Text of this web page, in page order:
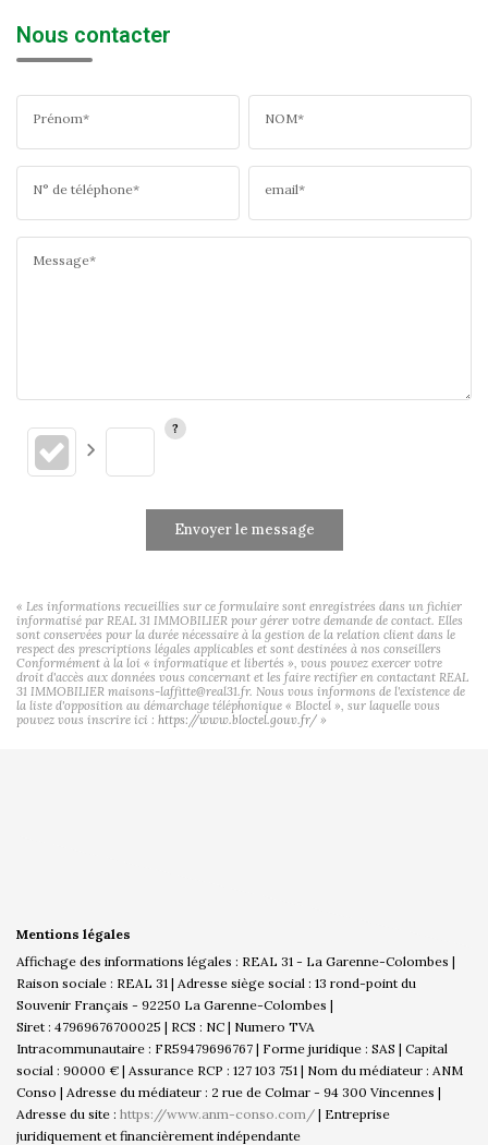
Nous contacter
Prénom* NOM*
N° de téléphone* email*
Message*
Envoyer le message
« Les informations recueillies sur ce formulaire sont enregistrées dans un fichier
informatisé par REAL 31 IMMOBILIER pour gérer votre demande de contact. Elles
sont conservées pour la durée nécessaire à la gestion de la relation client dans le
respect des prescriptions légales applicables et sont destinées à nos conseillers
Conformément à la loi « informatique et libertés », vous pouvez exercer votre
droit d'accès aux données vous concernant et les faire rectifier en contactant REAL
31 IMMOBILIER maisons-laffitte@real31.fr. Nous vous informons de l'existence de
la liste d'opposition au démarchage téléphonique « Bloctel », sur laquelle vous
pouvez vous inscrire ici : https://www.bloctel.gouv.fr/ »
Mentions légales
Affichage des informations légales : REAL 31 - La Garenne-Colombes |
Raison sociale : REAL 31 | Adresse siège social : 13 rond-point du
Souvenir Français - 92250 La Garenne-Colombes |
Siret : 47969676700025 | RCS : NC | Numero TVA
Intracommunautaire : FR59479696767 | Forme juridique : SAS | Capital
social : 90000 € | Assurance RCP : 127 103 751 | Nom du médiateur : ANM
Conso | Adresse du médiateur : 2 rue de Colmar - 94 300 Vincennes |
Adresse du site : https://www.anm-conso.com/ | Entreprise
juridiquement et financièrement indépendante